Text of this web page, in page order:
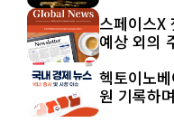
스페이스
예상 외의
헥토이노
원 기록하